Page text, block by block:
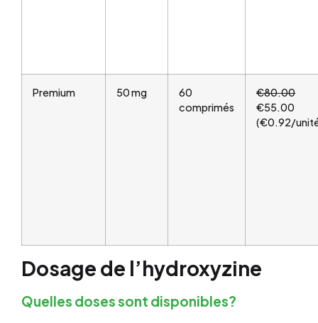
Premium 50 mg
60
comprimés
€80.00
€55.00
(€0.92/
Dosage de l’hydroxyzine
Quelles doses sont disponibles?